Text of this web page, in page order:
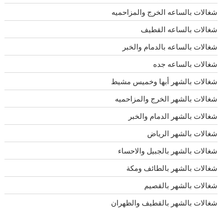
شغالات بالساعه الخرج والمزاحميه
شغالات بالساعه القطيف
شغالات بالساعه بالدمام والخبر
شغالات بالساعه جده
شغالات بالشهر أبها وخميس مشيط
شغالات بالشهر الخرج والمزاحميه
شغالات بالشهر الدمام والخبر
شغالات بالشهر الرياض
شغالات بالشهر بالجبيل والاحساء
شغالات بالشهر بالطائف ومكة
شغالات بالشهر بالقصيم
شغالات بالشهر بالقطيف والظهران